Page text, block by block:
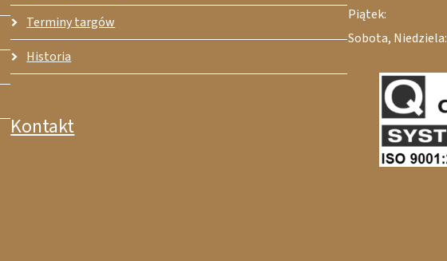
Terminy targów
Historia
Kontakt
Piątek:
Sobota, Niedziela: